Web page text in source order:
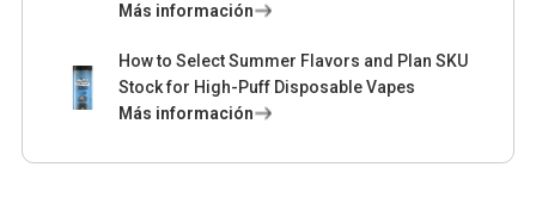
Más información
How to Select Summer Flavors and Plan SKU
Stock for High-Puff Disposable Vapes
Más información